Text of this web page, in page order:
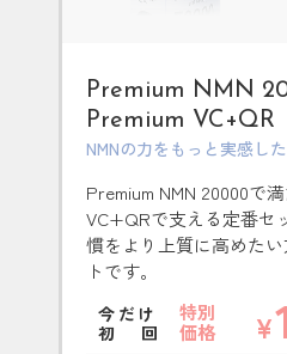
Premium NMN
Premium VC+QR
NMNの力をもっと実感し
Premium NMN 20000で
VC+QRで支える定番セ
慣をより上質に高めた
トです。
今だけ
初回
特別
価格
¥